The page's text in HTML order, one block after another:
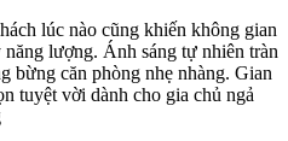
lúc nào cũng khiến không gian
năng lượng. Ánh sáng tự nhiên tràn
bừng căn phòng nhẹ nhàng. Gian
tuyệt vời dành cho gia chủ ngả